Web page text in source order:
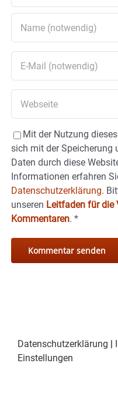
Mit der Nutzung
sich mit der Speicherung
Daten durch diese
Informationen erfahren
Datenschutzerklärung.
unseren Leitfaden für
Kommentaren. *
Datenschutzerklärung
Einstellungen